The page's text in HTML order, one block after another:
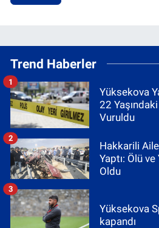
Trend Haberler
Yüksekova
22
Vuruldu
1
Hakkarili
Yaptı: Ölü
Oldu
2
Yüksekova
kapandı
3